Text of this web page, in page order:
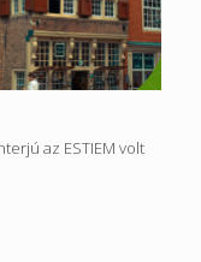
az ESTIEM volt